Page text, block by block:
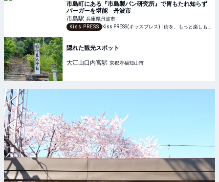
市島町にある『市島製パン研究所』で胃もたれ知らず
バーガーを堪能 丹波市
市島駅 兵庫県丹波市
Kiss PRESS
隠れた観光スポット
大江山口内宮駅 京都府福知山市